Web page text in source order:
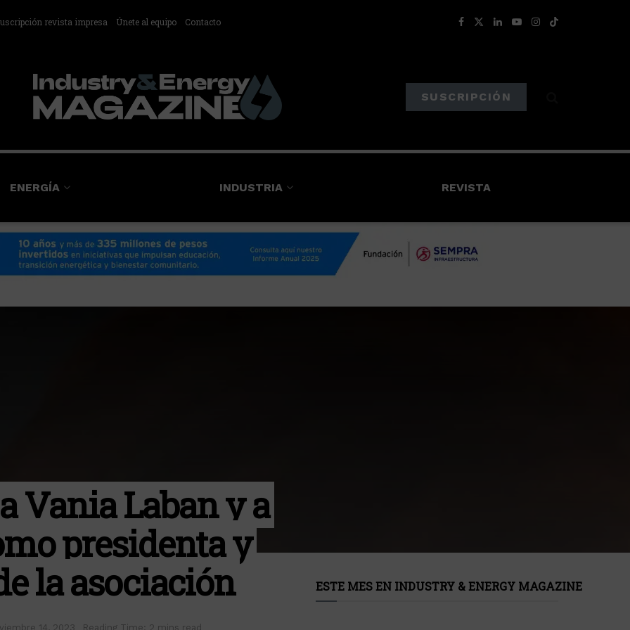
revista impresa Únete al equipo Contacto
SUSCRIPCIÓN
ENERGÍA INDUSTRIA REVISTA
Vania Laban y a
presidenta y
la asociación
14, 2023 Reading Time: 2 mins read
ESTE MES EN INDUSTRY & ENERGY MAGAZINE